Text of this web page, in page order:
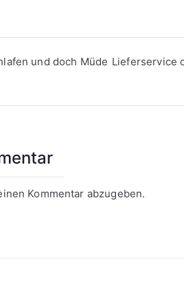
und doch Müde Lieferservice
Kommentar abzugeben.